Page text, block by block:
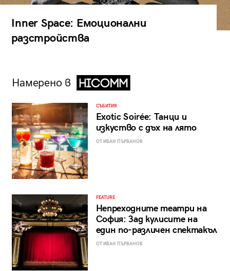
Inner Space: Емоционални
разстройства
Намерено в
СЪБИТИЯ
Exotic Soirée: Танци и
изкуство с дъх на лято
ОТ ИВАН ПЪРВАНОВ
FEATURE
Непреходните театри на
София: Зад кулисите на
един по-различен спектакъл
ОТ ИВАН ПЪРВАНОВ